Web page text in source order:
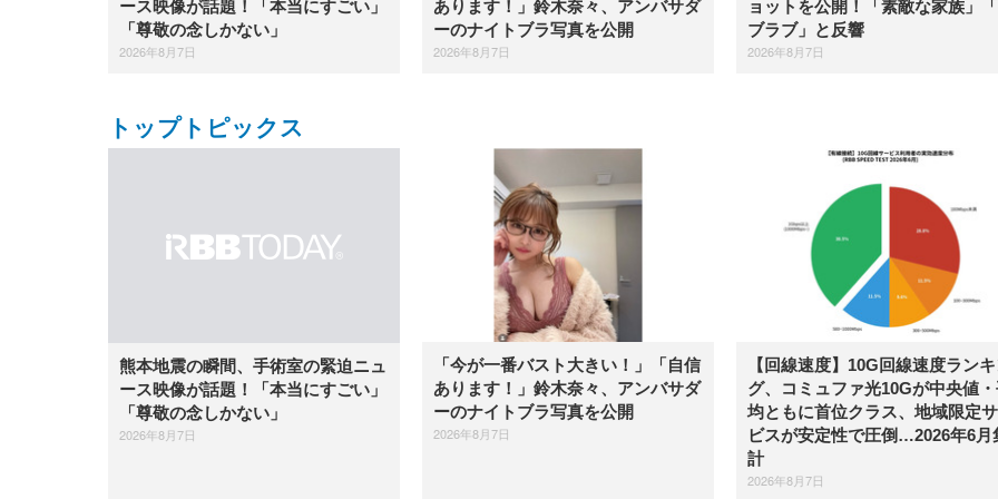
ース映像が話題！「本当にすごい」
「尊敬の念しかない」
2026年8月7日
あります！」鈴木奈々、アンバサダ
ーのナイトブラ写真を公開
2026年8月7日
ョットを公開！「素敵な家族」
ブラブ」と反響
2026年8月7日
トップトピックス
熊本地震の瞬間、手術室の緊迫ニュ
ース映像が話題！「本当にすごい」
「尊敬の念しかない」
2026年8月7日
「今が一番バスト大きい！」「自信
あります！」鈴木奈々、アンバサダ
ーのナイトブラ写真を公開
2026年8月7日
【回線速度】10G回線速度ラン
グ、コミュファ光10Gが中央値
均ともに首位クラス、地域限定
ビスが安定性で圧倒…2026年6月
計
2026年8月7日